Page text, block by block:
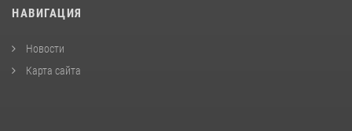
НАВИГАЦИЯ
Новости
Карта сайта